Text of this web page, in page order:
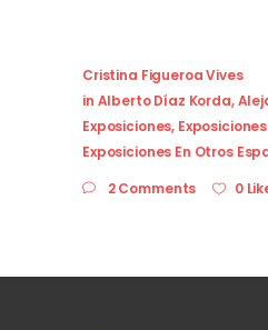
Cristina Figueroa Vives
in Alberto Díaz Korda,
Exposiciones,
Exposiciones En Otros
2 Comments
0